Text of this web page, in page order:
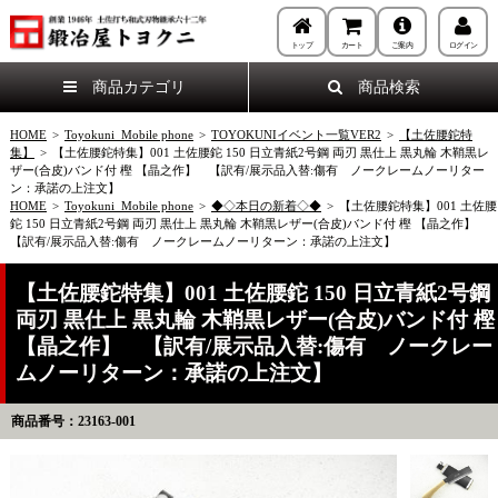
トップ カート ご案内 ログイン
商品カテゴリ 商品検索
HOME > Toyokuni_Mobile phone > TOYOKUNIイベント一覧VER2 >
【土佐腰鉈特
集】
>
【土佐腰鉈特集】001 土佐腰鉈 150 日立青紙2号鋼 両刃 黒仕上 黒丸輪 木鞘黒レ
ザー(合皮)バンド付 樫 【晶之作】 【訳有/展示品入替:傷有 ノークレームノーリター
ン：承諾の上注文】
HOME > Toyokuni_Mobile phone > ◆◇本日の新着◇◆ >
【土佐腰鉈特集】001 土佐腰
鉈 150 日立青紙2号鋼 両刃 黒仕上 黒丸輪 木鞘黒レザー(合皮)バンド付 樫 【晶之作】
【訳有/展示品入替:傷有 ノークレームノーリターン：承諾の上注文】
【土佐腰鉈特集】001 土佐腰鉈 150 日立青紙2号鋼
両刃 黒仕上 黒丸輪 木鞘黒レザー(合皮)バンド付 樫
【晶之作】 【訳有/展示品入替:傷有 ノークレー
ムノーリターン：承諾の上注文】
商品番号：23163-001